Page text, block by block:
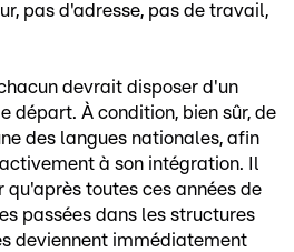
pas d'adresse, pas de travail,
devrait disposer d'un
départ. À condition, bien sûr, de
des langues nationales, afin
à son intégration. Il
toutes ces années de
passées dans les structures
deviennent immédiatement